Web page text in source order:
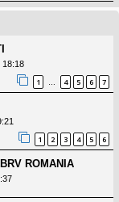
18:18
1 4 5 6 7
1 2 3 4 5 6
ROMANIA